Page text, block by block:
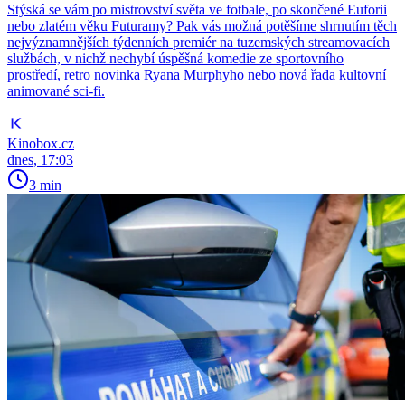
Stýská se vám po mistrovství světa ve fotbale, po skončené Euforii
nebo zlatém věku Futuramy? Pak vás možná potěšíme shrnutím těch
nejvýznamnějších týdenních premiér na tuzemských streamovacích
službách, v nichž nechybí úspěšná komedie ze sportovního
prostředí, retro novinka Ryana Murphyho nebo nová řada kultovní
animované sci-fi.
Kinobox.cz
dnes, 17:03
3 min